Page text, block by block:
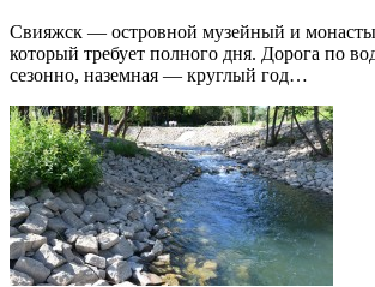
Свияжск — островной музейный и
который требует полного дня. Дорога по
сезонно, наземная — круглый год…